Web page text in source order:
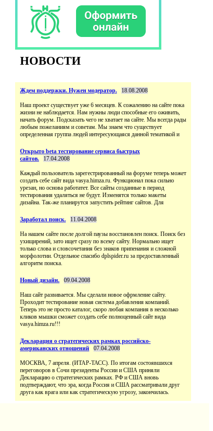
НОВОСТИ
Ждем поддержки. Нужен модератор. 18.08.2008
Наш проект существует уже 6 месяцев. К сожалению на сайте пока
жизни не наблюдается. Нам нужны люди способные его оживить,
начать форум. Подсказать чего не хватает на сайте. Мы всегда рады
любым пожеланиям и советам. Мы знаем что существует
определенная группа людей интересующаяся данной тематикой и
Открыто beta тестирование сервиса быстрых
сайтов.
17.04.2008
Каждый пользователь зарегестрированный на форуме теперь может
создать себе сайт вида vasya.himza.ru. Функционал пока сильно
урезан, но основа работатет. Все сайты созданные в период
тестирования удаляться не будут. Изменятся только макеты
дизайна. Так-же планирутся запустить рейтинг сайтов. Для
Заработал поиск. 11.04.2008
На нашем сайте после долгой паузы восстановлен поиск. Поиск без
ухищирений, зато ищет сразу по всему сайту. Нормально ищет
только слова и словсочетания без знаков припенания и сложной
морфолотии. Отдельное спасибо dplspider.ru за предоставленный
алгоритм поиска.
Новый дизайн. 09.04.2008
Наш сайт развивается. Мы сделали новое офрмление сайту.
Проходит тестирование новая система добавления компаний.
Теперь это не просто каталог, скоро любая компания в несколько
кликов мышки сможет создать себе полноценный сайт вида
vasya.himza.ru!!!
Декларация о стратегических рамках российско-
американских отношений
07.04.2008
МОСКВА, 7 апреля. (ИТАР-ТАСС). По итогам состоявшихся
переговоров в Сочи президенты России и США приняли
Декларацию о стратегических рамках. РФ и США вновь
подтверждают, что эра, когда Россия и США рассматривали друг
друга как врага или как стратегическую угрозу, закончилась.